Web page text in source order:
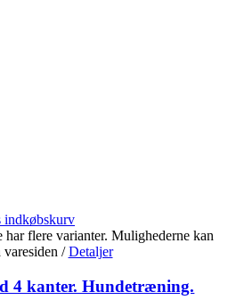
indkøbskurv
har flere varianter. Mulighederne kan
/ Detaljer
4 kanter. Hundetræning.